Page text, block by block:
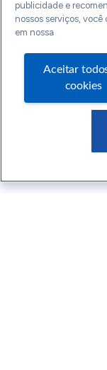
publicidade e
nossos serviços,
em nossa
Aceitar
cookies